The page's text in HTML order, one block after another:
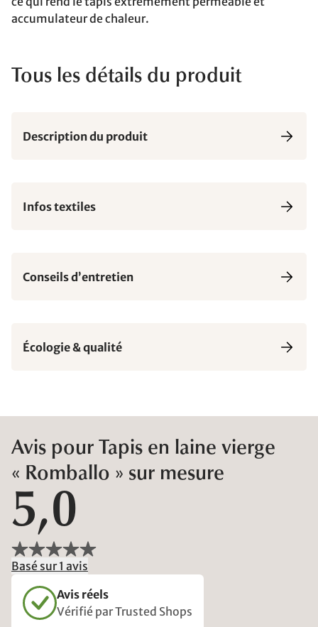
accumulateur de chaleur.
Tous les détails du produit
Description du produit
Infos textiles
Conseils d’entretien
Écologie & qualité
Avis pour Tapis en laine vierge
« Romballo » sur mesure
5,0
Basé sur 1 avis
Avis réels
Vérifié par Trusted Shops